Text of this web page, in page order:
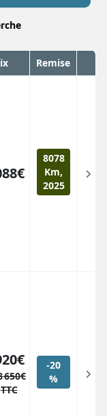
Remise
8078
Km,
2025
650€
TTC
-20
%